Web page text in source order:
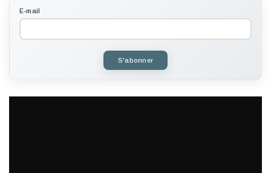
E-mail
S'abonner